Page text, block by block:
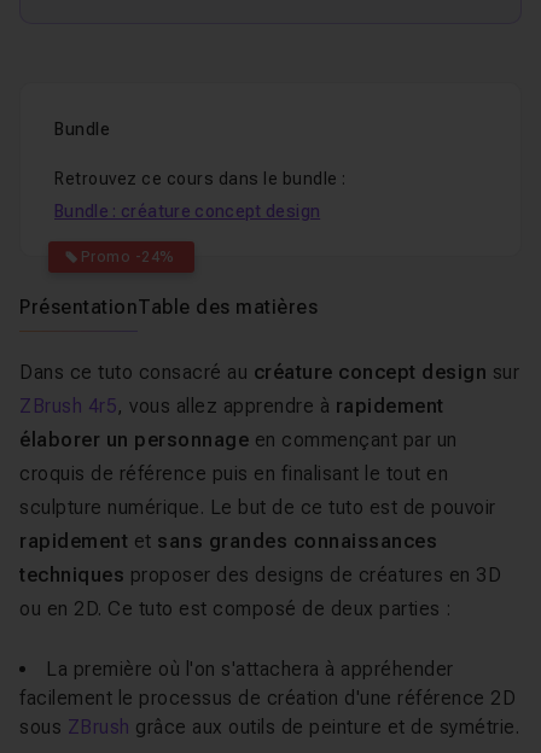
Bundle
Retrouvez ce cours dans le bundle :
Promo -24%
Bundle : créature concept design
PrésentationTable des matières
Dans ce tuto consacré au créature concept design sur
ZBrush 4r5, vous allez apprendre à rapidement
élaborer un personnage en commençant par un
croquis de référence puis en finalisant le tout en
sculpture numérique. Le but de ce tuto est de pouvoir
rapidement et sans grandes connaissances
techniques proposer des designs de créatures en 3D
ou en 2D. Ce tuto est composé de deux parties :
La première où l'on s'attachera à appréhender
facilement le processus de création d'une référence 2D
sous ZBrush grâce aux outils de peinture et de symétrie.